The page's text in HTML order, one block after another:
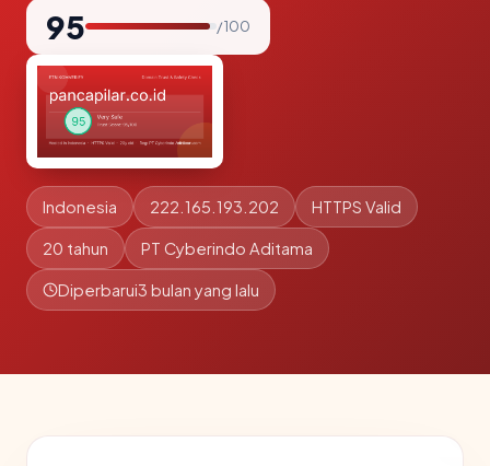
95 / 100
Indonesia 222.165.193.202 HTTPS Valid
20 tahun PT Cyberindo Aditama
Diperbarui3 bulan yang lalu